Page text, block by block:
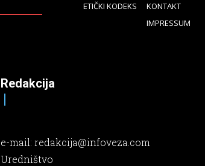
ETIČKI KODEKS
KONTAKT
IMPRESSUM
Redakcija
e-mail:redakcija@infoveza.com
Uredništvo